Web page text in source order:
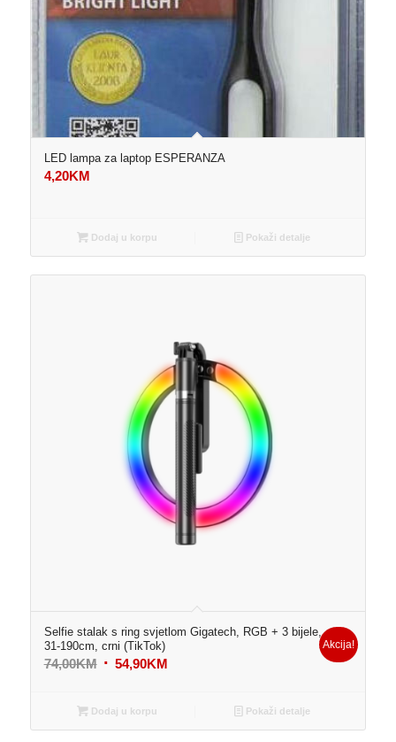
LED lampa za laptop ESPERANZA
4,20KM
Dodaj u korpu Pokaži detalje
Selfie stalak s ring svjetlom Gigatech, RGB + 3 bijele,
31-190cm, crni (TikTok)
74,00KM Original
was:
74,00KM.
54,90KMCurrent
54,90KM.
Akcija!
Dodaj u korpu Pokaži detalje